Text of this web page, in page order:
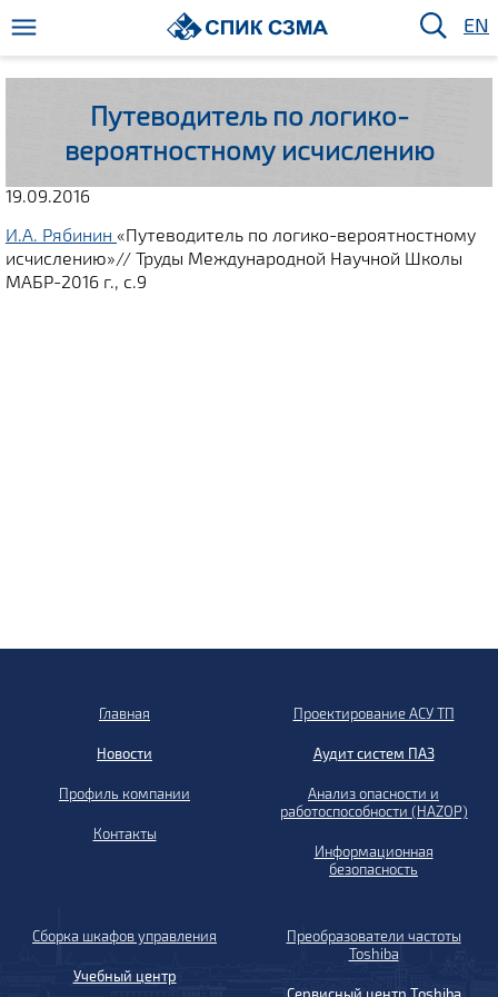
EN
Путеводитель по логико-
вероятностному исчислению
19.09.2016
И.А. Рябинин «Путеводитель по логико-вероятностному
исчислению»// Труды Международной Научной Школы
МАБР-2016 г., с.9
Главная
Новости
Профиль компании
Контакты
Проектирование АСУ ТП
Аудит систем ПАЗ
Анализ опасности и
работоспособности (HAZOP)
Информационная
безопасность
Сборка шкафов управления
Учебный центр
Преобразователи частоты
Toshiba